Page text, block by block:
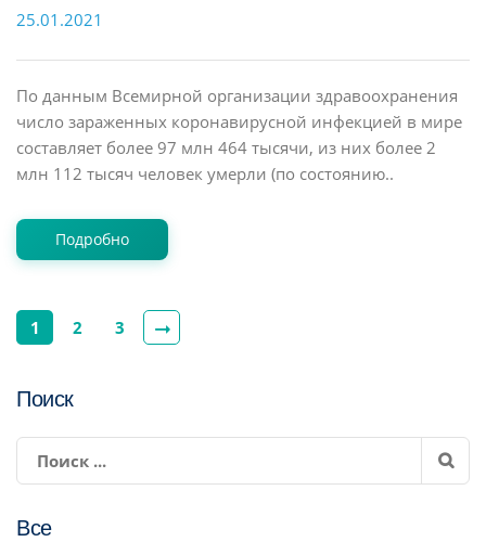
Поиск
Все
25.01.2021
По данным Всемирной организации здравоохранения
число зараженных коронавирусной инфекцией в мире
составляет более 97 млн 464 тысячи, из них более 2
млн 112 тысяч человек умерли (по состоянию..
Подробно
1 2 3